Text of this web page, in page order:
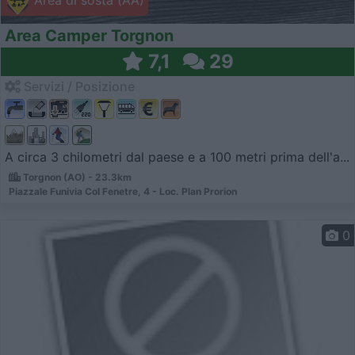
Area Camper Torgnon
7,1 29
A circa 3 chilometri dal paese e a 100 metri prima dell'a...
Torgnon (AO) - 23.3km
Piazzale Funivia Col Fenetre, 4 - Loc. Plan Prorion
0